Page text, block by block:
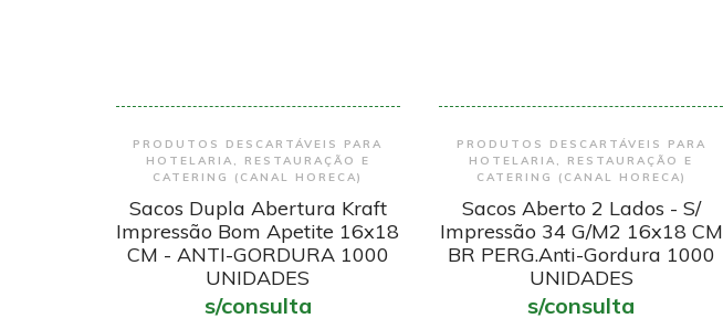
Encomendar
PRODUTOS DESCARTÁVEIS PARA
HOTELARIA, RESTAURAÇÃO E
CATERING (CANAL HORECA)
Sacos Dupla Abertura Kraft
Impressão Bom Apetite 16x18
CM - ANTI-GORDURA 1000
UNIDADES
s/consulta
Encomendar
PRODUTOS DESCARTÁVEIS PARA
HOTELARIA, RESTAURAÇÃO E
CATERING (CANAL HORECA)
Sacos Aberto 2 Lados - S/
Impressão 34 G/M2 16x18 CM
BR PERG.Anti-Gordura 1000
UNIDADES
s/consulta